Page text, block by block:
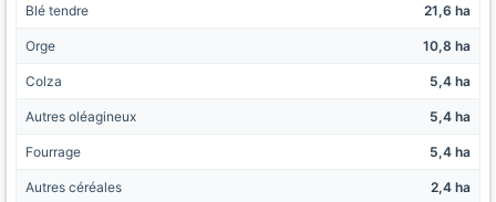
Blé tendre 21,6 ha
Orge 10,8 ha
Colza 5,4 ha
Autres oléagineux 5,4 ha
Fourrage 5,4 ha
Autres céréales 2,4 ha